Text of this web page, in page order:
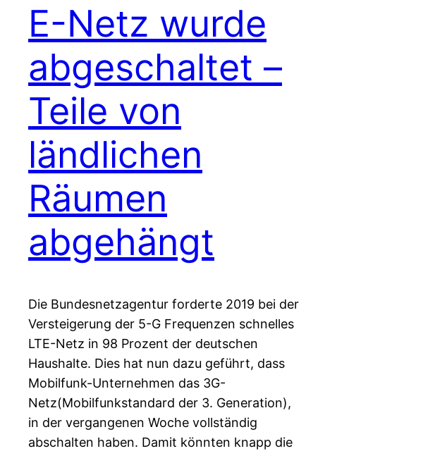
E-Netz wurde
abgeschaltet –
Teile von
ländlichen
Räumen
abgehängt
Die Bundesnetzagentur forderte 2019 bei der
Versteigerung der 5-G Frequenzen schnelles
LTE-Netz in 98 Prozent der deutschen
Haushalte. Dies hat nun dazu geführt, dass
Mobilfunk-Unternehmen das 3G-
Netz(Mobilfunkstandard der 3. Generation),
in der vergangenen Woche vollständig
abschalten haben. Damit könnten knapp die